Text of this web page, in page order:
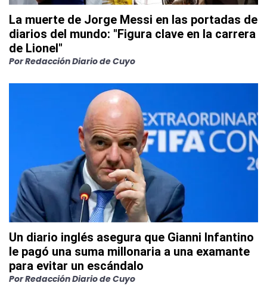
La muerte de Jorge Messi en las portadas de
diarios del mundo: "Figura clave en la carrera
de Lionel"
PorRedacción Diario de Cuyo
Un diario inglés asegura que Gianni Infantino
le pagó una suma millonaria a una examante
para evitar un escándalo
PorRedacción Diario de Cuyo